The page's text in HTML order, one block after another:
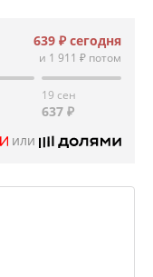
639 ₽ сегодня
и 1 911 ₽ потом
19 сен
637 ₽
или